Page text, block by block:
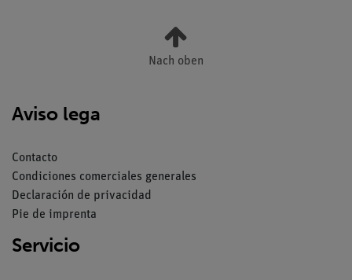
Nach oben
Aviso lega
Contacto
Condiciones comerciales generales
Declaración de privacidad
Pie de imprenta
Servicio